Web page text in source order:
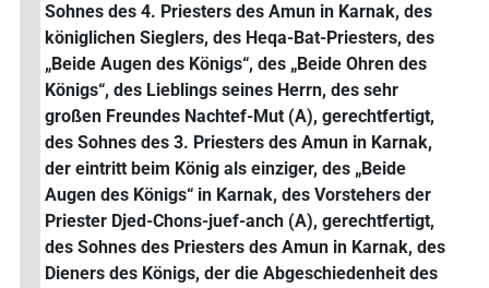
Sohnes des 4. Priesters des Amun in Karnak, des
königlichen Sieglers, des Heqa-Bat-Priesters, des
„Beide Augen des Königs“, des „Beide Ohren des
Königs“, des Lieblings seines Herrn, des sehr
großen Freundes Nachtef-Mut (A), gerechtfertigt,
des Sohnes des 3. Priesters des Amun in Karnak,
der eintritt beim König als einziger, des „Beide
Augen des Königs“ in Karnak, des Vorstehers der
Priester Djed-Chons-juef-anch (A), gerechtfertigt,
des Sohnes des Priesters des Amun in Karnak, des
Dieners des Königs, der die Abgeschiedenheit des